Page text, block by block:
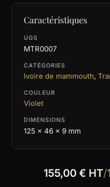
Caractéristiques
UGS
MTR0007
CATÉGORIES
Ivoire de mammouth,
COULEUR
Violet
DIMENSIONS
125 x 46 x 9 mm
155,00 € HT/